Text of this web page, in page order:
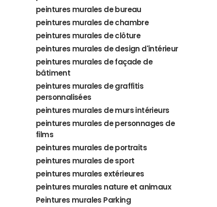
peintures murales de bureau
peintures murales de chambre
peintures murales de clôture
peintures murales de design d'intérieur
peintures murales de façade de
bâtiment
peintures murales de graffitis
personnalisées
peintures murales de murs intérieurs
peintures murales de personnages de
films
peintures murales de portraits
peintures murales de sport
peintures murales extérieures
peintures murales nature et animaux
Peintures murales Parking